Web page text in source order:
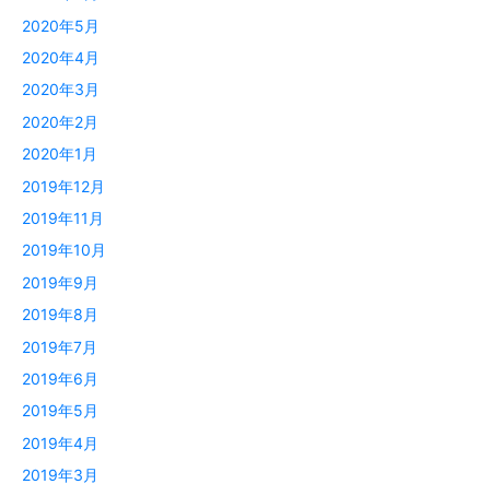
2020年5月
2020年4月
2020年3月
2020年2月
2020年1月
2019年12月
2019年11月
2019年10月
2019年9月
2019年8月
2019年7月
2019年6月
2019年5月
2019年4月
2019年3月